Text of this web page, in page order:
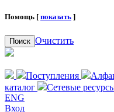
Помощь [ показать ]
Поиск Очистить
Поступления
каталог
Сетевые
ENG
Вход